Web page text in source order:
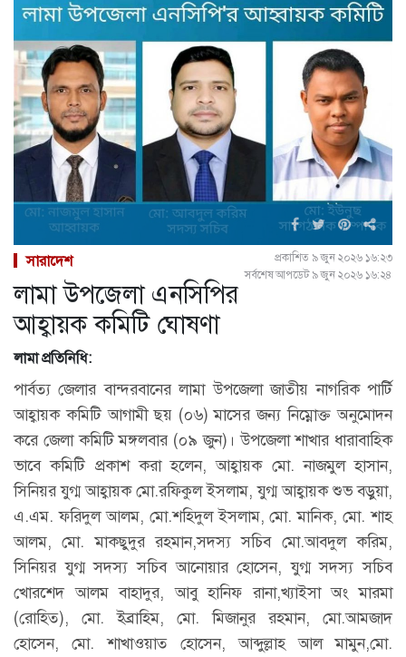
সারাদেশ
প্রকাশিত ৯ জুন ২০২৬ ১৬:২৩
সর্বশেষ আপডেট ৯ জুন ২০২৬ ১৬:২৪
লামা উপজেলা এনসিপির
আহ্বায়ক কমিটি ঘোষণা
লামা প্রতিনিধি:
পার্বত্য জেলার বান্দরবানের লামা উপজেলা জাতীয় নাগরিক পার্টি
আহ্বায়ক কমিটি আগামী ছয় (০৬) মাসের জন্য নিম্নোক্ত অনুমোদন
করে জেলা কমিটি মঙ্গলবার (০৯ জুন)। উপজেলা শাখার ধারাবাহিক
ভাবে কমিটি প্রকাশ করা হলেন, আহ্বায়ক মো. নাজমুল হাসান,
সিনিয়র যুগ্ম আহ্বায়ক মো.রফিকুল ইসলাম, যুগ্ম আহ্বায়ক শুভ বড়ুয়া,
এ.এম. ফরিদুল আলম, মো.শহিদুল ইসলাম, মো. মানিক, মো. শাহ
আলম, মো. মাকছুদুর রহমান,সদস্য সচিব মো.আবদুল করিম,
সিনিয়র যুগ্ম সদস্য সচিব আনোয়ার হোসেন, যুগ্ম সদস্য সচিব
খোরশেদ আলম বাহাদুর, আবু হানিফ রানা,খ্যাইসা অং মারমা
(রোহিত), মো. ইব্রাহিম, মো. মিজানুর রহমান, মো.আমজাদ
হোসেন, মো. শাখাওয়াত হোসেন, আব্দুল্লাহ আল মামুন,মো.